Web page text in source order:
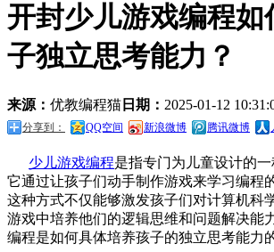
开封少儿游戏编程如
子独立思考能力？
来源： 优教编程猫 日期： 2025-01-12
分享到： QQ空间 新浪微博 腾讯微博
少儿游戏编程是指专门为儿童设计的一
它通过让孩子们动手制作游戏来学习编程
这种方式不仅能够激发孩子们对计算机科
游戏中培养他们的逻辑思维和问题解决能
编程是如何具体培养孩子的独立思考能力